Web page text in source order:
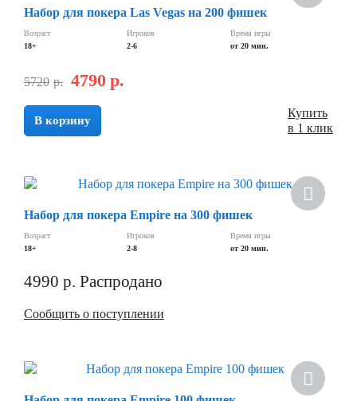
Набор для покера Las Vegas на 200 фишек
Возраст
18+
Игроков
2-6
Время игры
от 20 мин.
5720 р. 4790 р.
В корзину
Купить
в 1 клик
Набор для покера Empire на 300 фишек
Возраст
18+
Игроков
2-8
Время игры
от 20 мин.
4990 р. Распродано
Сообщить о поступлении